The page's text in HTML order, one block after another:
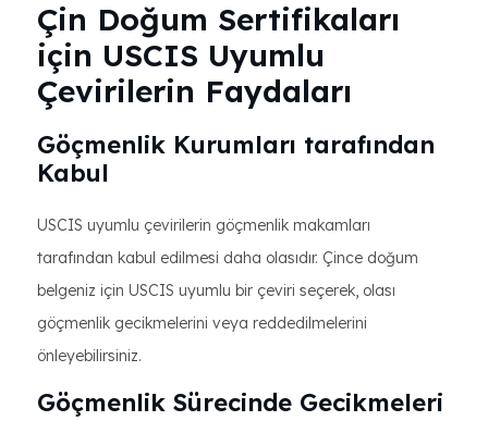
Çin Doğum Sertifikaları
için USCIS Uyumlu
Çevirilerin Faydaları
Göçmenlik Kurumları tarafından
Kabul
USCIS uyumlu çevirilerin göçmenlik makamları
tarafından kabul edilmesi daha olasıdır. Çince doğum
belgeniz için USCIS uyumlu bir çeviri seçerek, olası
göçmenlik gecikmelerini veya reddedilmelerini
önleyebilirsiniz.
Göçmenlik Sürecinde Gecikmeleri